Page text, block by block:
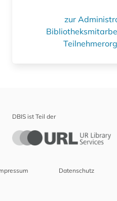
zur
DBIS ist Teil der
Datenschutz